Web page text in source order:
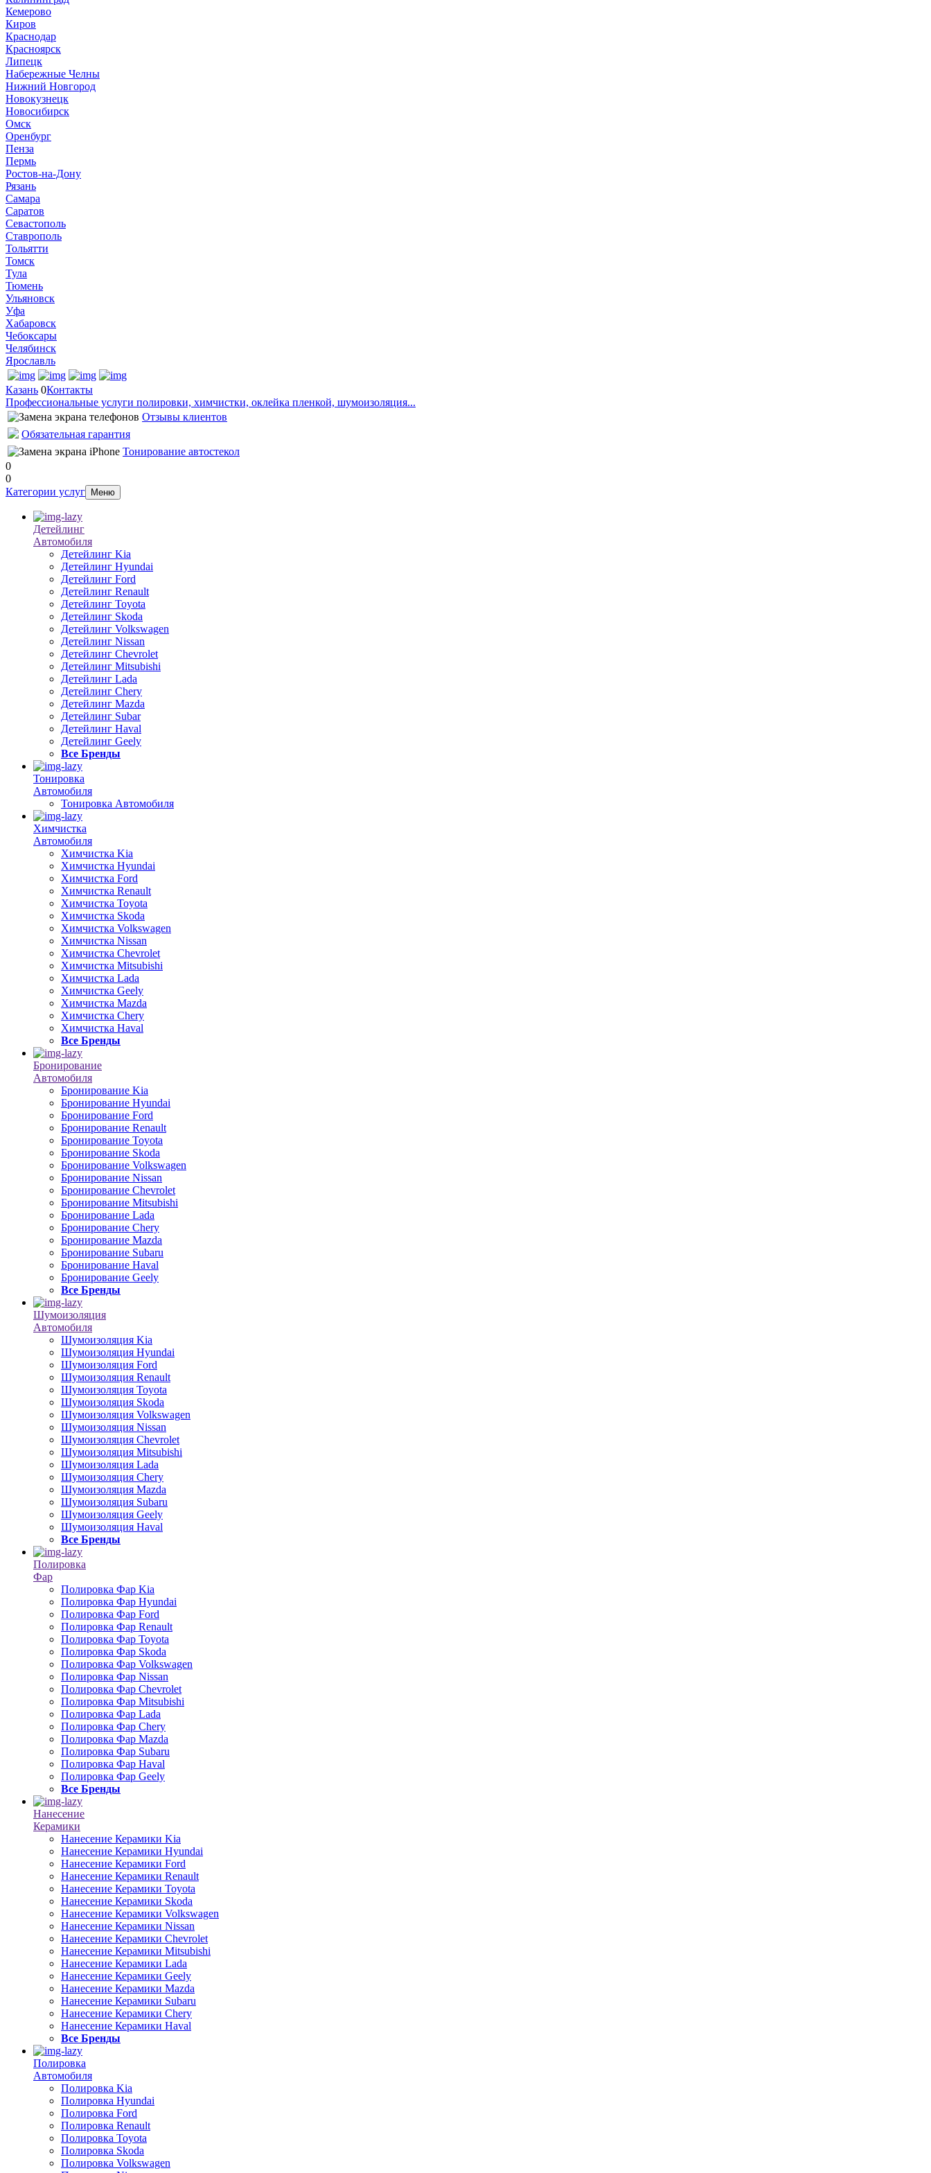
Кемерово
Киров
Краснодар
Красноярск
Липецк
Набережные Челны
Нижний Новгород
Новокузнецк
Новосибирск
Омск
Оренбург
Пенза
Пермь
Ростов-на-Дону
Рязань
Самара
Саратов
Севастополь
Ставрополь
Тольятти
Томск
Тула
Тюмень
Ульяновск
Уфа
Хабаровск
Чебоксары
Челябинск
Ярославль
Казань 0Контакты
Профессиональные услуги полировки, химчистки, оклейка пленкой, шумоизоляция...
Отзывы клиентов
Обязательная гарантия
Тонирование автостекол
0
0
Категории услуг
Меню
Детейлинг
Автомобиля
Детейлинг Kia
Детейлинг Hyundai
Детейлинг Ford
Детейлинг Renault
Детейлинг Toyota
Детейлинг Skoda
Детейлинг Volkswagen
Детейлинг Nissan
Детейлинг Chevrolet
Детейлинг Mitsubishi
Детейлинг Lada
Детейлинг Chery
Детейлинг Mazda
Детейлинг Subar
Детейлинг Haval
Детейлинг Geely
Все Бренды
Тонировка
Автомобиля
Тонировка Автомобиля
Химчистка
Автомобиля
Химчистка Kia
Химчистка Hyundai
Химчистка Ford
Химчистка Renault
Химчистка Toyota
Химчистка Skoda
Химчистка Volkswagen
Химчистка Nissan
Химчистка Chevrolet
Химчистка Mitsubishi
Химчистка Lada
Химчистка Geely
Химчистка Mazda
Химчистка Chery
Химчистка Haval
Все Бренды
Бронирование
Автомобиля
Бронирование Kia
Бронирование Hyundai
Бронирование Ford
Бронирование Renault
Бронирование Toyota
Бронирование Skoda
Бронирование Volkswagen
Бронирование Nissan
Бронирование Chevrolet
Бронирование Mitsubishi
Бронирование Lada
Бронирование Chery
Бронирование Mazda
Бронирование Subaru
Бронирование Haval
Бронирование Geely
Все Бренды
Шумоизоляция
Автомобиля
Шумоизоляция Kia
Шумоизоляция Hyundai
Шумоизоляция Ford
Шумоизоляция Renault
Шумоизоляция Toyota
Шумоизоляция Skoda
Шумоизоляция Volkswagen
Шумоизоляция Nissan
Шумоизоляция Chevrolet
Шумоизоляция Mitsubishi
Шумоизоляция Lada
Шумоизоляция Chery
Шумоизоляция Mazda
Шумоизоляция Subaru
Шумоизоляция Geely
Шумоизоляция Haval
Все Бренды
Полировка
Фар
Полировка Фар Kia
Полировка Фар Hyundai
Полировка Фар Ford
Полировка Фар Renault
Полировка Фар Toyota
Полировка Фар Skoda
Полировка Фар Volkswagen
Полировка Фар Nissan
Полировка Фар Chevrolet
Полировка Фар Mitsubishi
Полировка Фар Lada
Полировка Фар Chery
Полировка Фар Mazda
Полировка Фар Subaru
Полировка Фар Haval
Полировка Фар Geely
Все Бренды
Нанесение
Керамики
Нанесение Керамики Kia
Нанесение Керамики Hyundai
Нанесение Керамики Ford
Нанесение Керамики Renault
Нанесение Керамики Toyota
Нанесение Керамики Skoda
Нанесение Керамики Volkswagen
Нанесение Керамики Nissan
Нанесение Керамики Chevrolet
Нанесение Керамики Mitsubishi
Нанесение Керамики Lada
Нанесение Керамики Geely
Нанесение Керамики Mazda
Нанесение Керамики Subaru
Нанесение Керамики Chery
Нанесение Керамики Haval
Все Бренды
Полировка
Автомобиля
Полировка Kia
Полировка Hyundai
Полировка Ford
Полировка Renault
Полировка Toyota
Полировка Skoda
Полировка Volkswagen